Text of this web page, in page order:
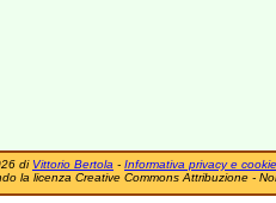
di Vittorio Bertola - Informativa privacy e cookie
la licenza Creative Commons Attribuzione -